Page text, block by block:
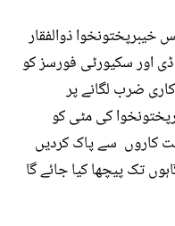
ذوالفقار
اور سکیورٹی فورسز کو
ضرب لگانے پر
کی مٹی کو
کاروں سے پاک کردیں
تک پیچھا کیا جائے گا